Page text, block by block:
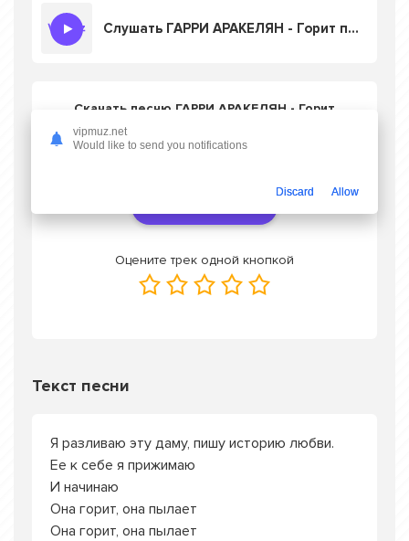
Слушать ГАРРИ АРАКЕЛЯН - Горит пылает
Скачать песню ГАРРИ АРАКЕЛЯН - Горит
пылает
бесплатно
Оцените трек одной кнопкой
Текст песни
Я разливаю эту даму, пишу историю любви.
Ее к себе я прижимаю
И начинаю
Она горит, она пылает
Она горит, она пылает
vipmuz.net
Would like to send you notifications
Discard Allow